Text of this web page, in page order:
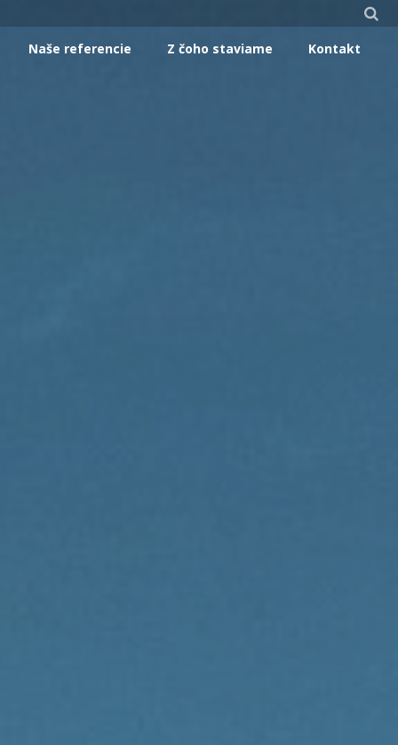
Naše referencie Z čoho staviame Kontakt